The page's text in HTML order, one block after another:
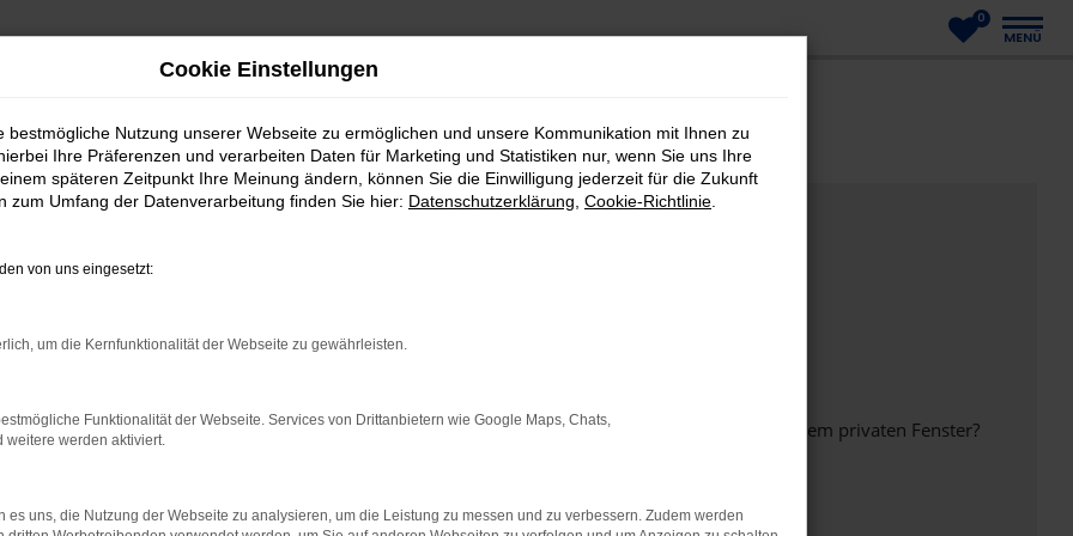
0
MENÜ
bestimmter Seiten verhindern. Funktioniert die Seite in einem anderen Browser oder in einem privaten Fenster?
beheben.
auf dem neuesten Stand sind.
Cookie Einstellungen
bestmögliche Nutzung unserer Webseite zu ermöglichen und unsere Kommunikation mit Ihnen zu
Ihre Präferenzen und verarbeiten Daten für Marketing und Statistiken nur, wenn Sie uns Ihre
späteren Zeitpunkt Ihre Meinung ändern, können Sie die Einwilligung jederzeit für die Zukunft
zum Umfang der Datenverarbeitung finden Sie hier: Datenschutzerklärung Cookie-Richtlinie
von uns eingesetzt:
um die Kernfunktionalität der Webseite zu gewährleisten.
Funktionalität der Webseite. Services von Drittanbietern wie Google Maps, Chats,
weitere werden aktiviert.
es uns, die Nutzung der Webseite zu analysieren, um die Leistung zu messen und zu verbessern. Zudem werden